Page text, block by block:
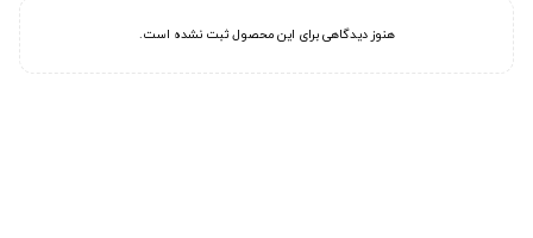
هنوز دیدگاهی برای این محصول ثبت نشده است.